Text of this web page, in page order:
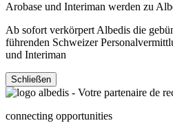
Arobase und Interiman werden zu
Ab sofort verkörpert Albedis die
führenden Schweizer
und Interiman
Schließen
connecting opportunities